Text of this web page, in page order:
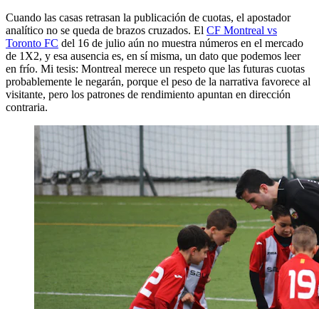
Cuando las casas retrasan la publicación de cuotas, el apostador
analítico no se queda de brazos cruzados. El CF Montreal vs
Toronto FC del 16 de julio aún no muestra números en el mercado
de 1X2, y esa ausencia es, en sí misma, un dato que podemos leer
en frío. Mi tesis: Montreal merece un respeto que las futuras cuotas
probablemente le negarán, porque el peso de la narrativa favorece al
visitante, pero los patrones de rendimiento apuntan en dirección
contraria.